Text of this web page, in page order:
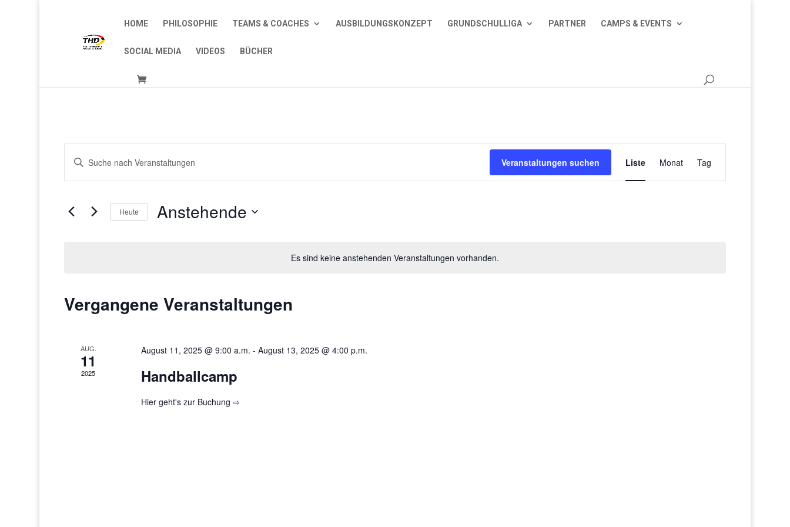
HOME PHILOSOPHIE TEAMS & COACHES AUSBILDUNGSKONZEPT GRUNDSCHULLIGA PARTNER CAMPS & EVENTS
SOCIAL MEDIA VIDEOS BÜCHER
Es sind keine anstehenden Veranstaltungen vorhanden.
Suche
und
Navigation
Bitte
eingeben.
nach
Veranstaltungen suchen
Ansichten-
Liste Monat Tag
Heute Anstehende
Vergangene Veranstaltungen
AUG.
11
2025
August 11, 2025 @ 9:00 a.m. - August 13, 2025 @ 4:00 p.m.
Handballcamp
Hier geht's zur Buchung ⇨